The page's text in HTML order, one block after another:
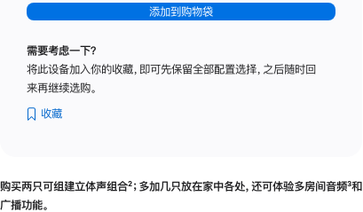
添加到购物袋
需要考虑一下？
将此设备加入你的收藏，即可先保留全部配置选择，之后随时回
来再继续选购。
收藏
购买两只可组建立体声组合脚
²；多加几只放在家中各处，还可体验多‍房‍间音频脚
³和
广播功能。